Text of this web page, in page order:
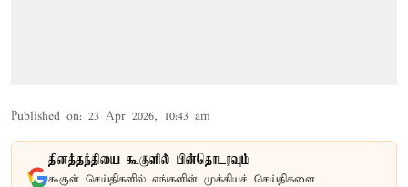
Published on: 23 Apr 2026, 10:43 am
தினத்தந்தியை கூகுளில் பின்தொடரவும்
கூகுள் செய்திகளில் எங்களின் முக்கியச் செய்திகளை